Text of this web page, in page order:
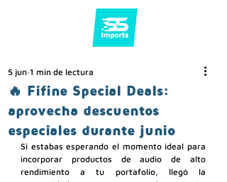
🔥 Fifine Special Deals:
aprovecha descuentos
especiales durante junio
5 jun 1 min de lectura
Si estabas esperando el momento ideal para
incorporar productos de audio de alto
rendimiento a tu portafolio, llegó la